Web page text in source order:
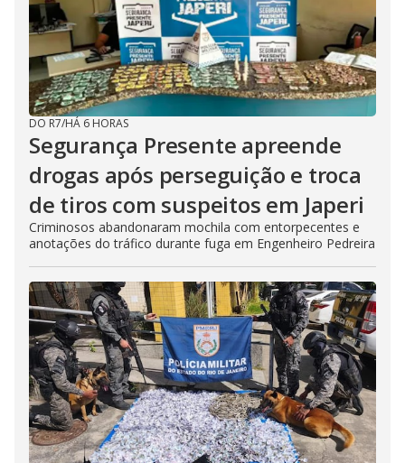
DO R7/HÁ 6 HORAS
Segurança Presente apreende
drogas após perseguição e troca
de tiros com suspeitos em Japeri
Criminosos abandonaram mochila com entorpecentes e
anotações do tráfico durante fuga em Engenheiro Pedreira